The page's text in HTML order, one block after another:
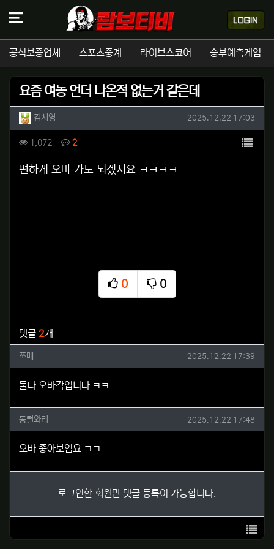
공식보증업체 스포츠중계 라이브스코어 승부예측게임
요즘 여농 언더 나온적 없는거 같은데
작성자 정보
김시영 작성일
2025.12.22 17:03
컨텐츠 정보
1,072 조회 2댓글 목록
본문
편하게 오바 가도 되겠지요 ㅋㅋㅋㅋ
0
추천
0
비추천
댓글 2개
쪼매님의 댓글
쪼매 작성일
2025.12.22 17:39
둘다 오바각입니다 ㅋㅋ
동털와리님의 댓글
동털와리 작성일
2025.12.22 17:48
오바 좋아보임요 ㄱㄱ
로그인한 회원만 댓글 등록이 가능합니다.
목록